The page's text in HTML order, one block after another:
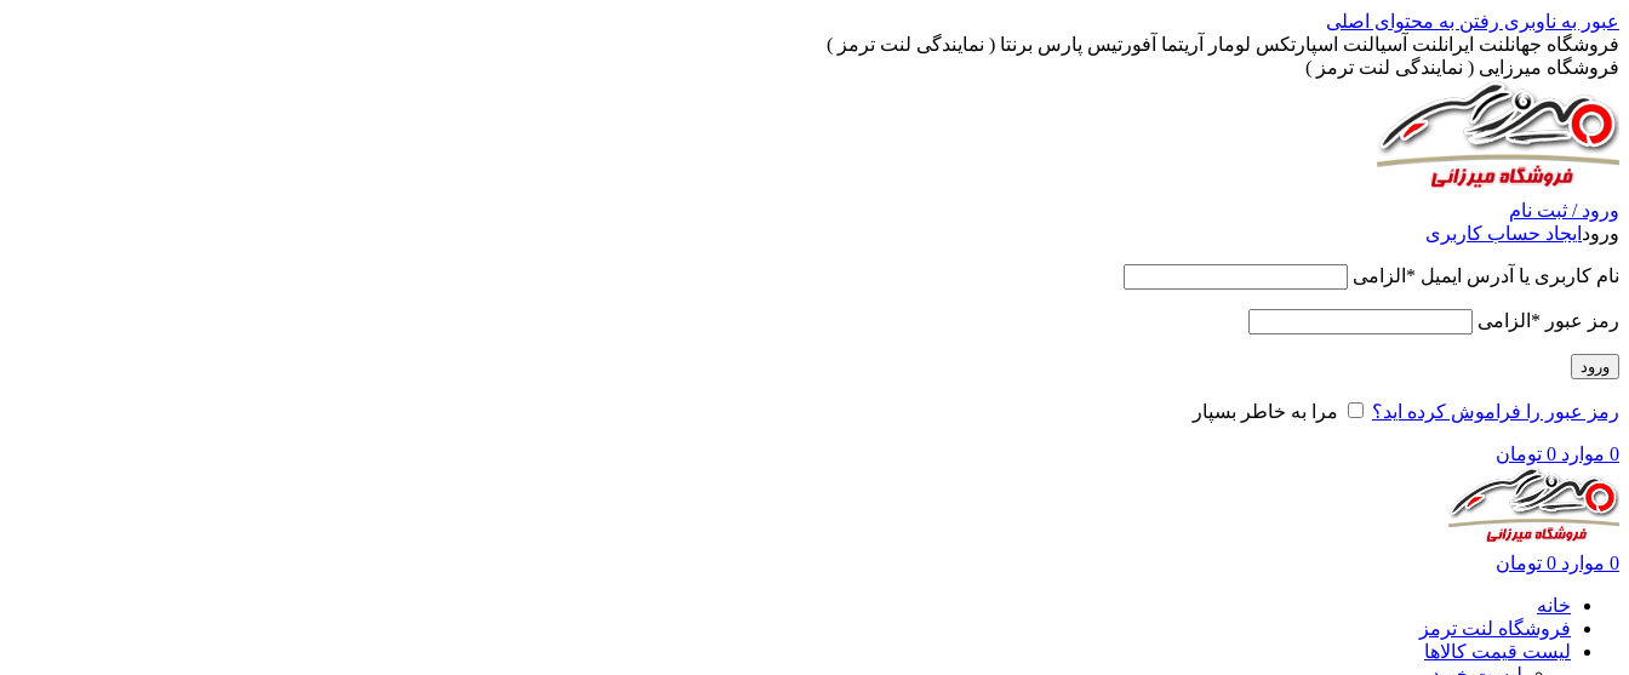
عبور به ناوبری رفتن به محتوای اصلی
فروشگاه جهانلنت ایرانلنت آسیالنت اسپارتکس لومار آریتما آفورتیس پارس برنتا ( نمایندگی لنت ترمز )
فروشگاه میرزایی ( نمایندگی لنت ترمز )
ورود / ثبت نام
ورود ایجاد حساب کاربری
نام کاربری یا آدرس ایمیل * الزامی
رمز عبور * الزامی
ورود
رمز عبور را فراموش کرده اید؟ مرا به خاطر بسپار
0 موارد 0 تومان
0 موارد 0 تومان
خانه
فروشگاه لنت ترمز
لیست قیمت کالاها